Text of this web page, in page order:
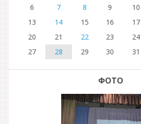
6
7 8 9 10
13
14 15 16 17
20
21 22 23 24
27
28 29 30 31
ФОТО